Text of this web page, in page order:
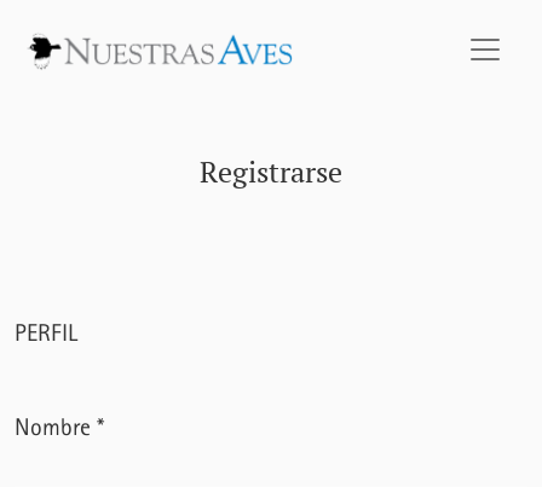
Registrarse
PERFIL
Nombre *